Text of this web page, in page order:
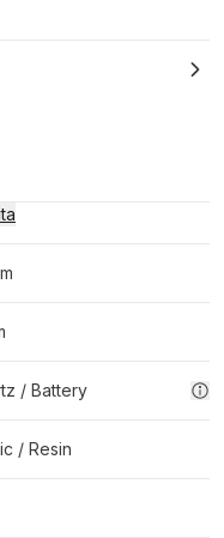
/ Battery
/ Resin